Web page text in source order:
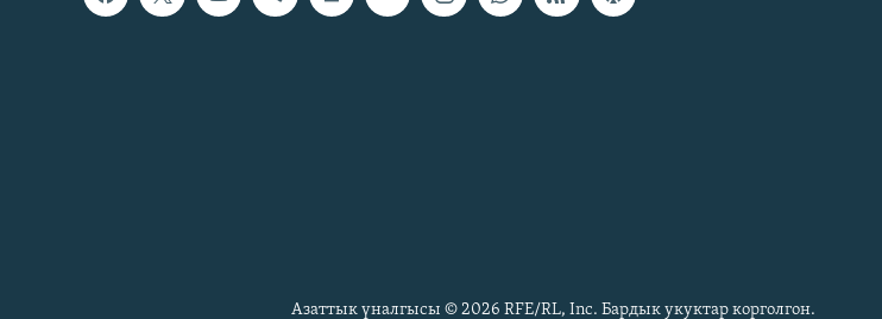
Азаттык үналгысы © 2026 RFE/RL, Inc. Бардык укуктар корголгон.